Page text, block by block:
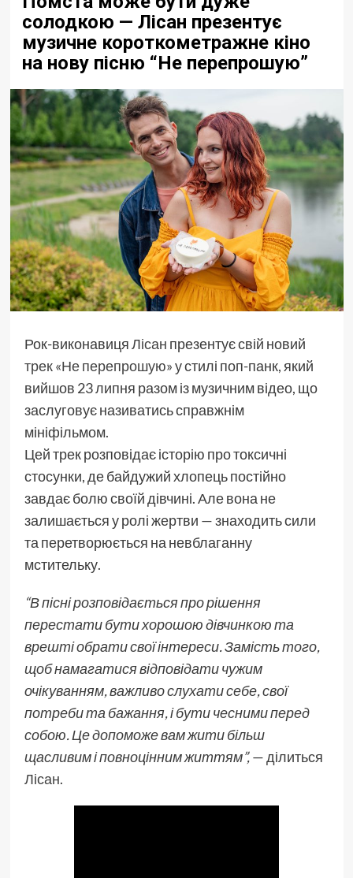
солодкою — Лісан презентує
музичне короткометражне кіно
на нову пісню “Не перепрошую”
Рок-виконавицяЛісан презентує свій новий
трек «Не перепрошую»у стилі поп-панк, який
вийшов 23 липня разом із музичним відео, що
заслуговує називатись справжнім
мініфільмом.
Цей трек розповідає історію про токсичні
стосунки, де байдужий хлопець постійно
завдає болю своїй дівчині. Але вона не
залишається у ролі жертви — знаходить сили
та перетворюється на невблаганну
мстительку.
“В пісні розповідається про рішення
перестати бути хорошою дівчинкою та
врешті обрати свої інтереси. Замість того,
щоб намагатися відповідати чужим
очікуванням, важливо слухати себе, свої
потреби та бажання, і бути чесними перед
собою. Це допоможе вам жити більш
щасливим і повноцінним життям”,— ділиться
Лісан.